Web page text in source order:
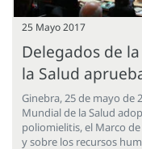
25 Mayo 2017
Delegados de
la Salud
Ginebra, 25 de mayo de
Mundial de la Salud
poliomielitis, el Marco
y sobre los recursos